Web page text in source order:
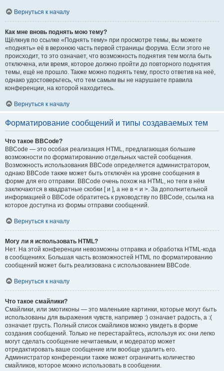
Вернуться к началу
Как мне вновь поднять мою тему?
Щёлкнув по ссылке «Поднять тему» при просмотре темы, вы можете
«поднять» её в верхнюю часть первой страницы форума. Если этого не
происходит, то это означает, что возможность поднятия тем могла быть
отключена, или время, которое должно пройти до повторного поднятия
темы, ещё не прошло. Также можно поднять тему, просто ответив на неё,
однако удостоверьтесь, что тем самым вы не нарушаете правила
конференции, на которой находитесь.
Вернуться к началу
Форматирование сообщений и типы создаваемых тем
Что такое BBCode?
BBCode — это особая реализация HTML, предлагающая большие
возможности по форматированию отдельных частей сообщения.
Возможность использования BBCode определяется администратором,
однако BBCode также может быть отключён на уровне сообщения в
форме для его отправки. BBCode очень похож на HTML, но теги в нём
заключаются в квадратные скобки [ и ], а не в < и >. За дополнительной
информацией о BBCode обратитесь к руководству по BBCode, ссылка на
которое доступна из формы отправки сообщений.
Вернуться к началу
Могу ли я использовать HTML?
Нет. На этой конференции невозможны отправка и обработка HTML-кода
в сообщениях. Большая часть возможностей HTML по форматированию
сообщений может быть реализована с использованием BBCode.
Вернуться к началу
Что такое смайлики?
Смайлики, или эмотиконы — это маленькие картинки, которые могут быть
использованы для выражения чувств, например :) означает радость, а :(
означает грусть. Полный список смайликов можно увидеть в форме
создания сообщений. Только не перестарайтесь, используя их: они легко
могут сделать сообщение нечитаемым, и модератор может
отредактировать ваше сообщение или вообще удалить его.
Администратор конференции также может ограничить количество
смайликов, которое можно использовать в сообщении.